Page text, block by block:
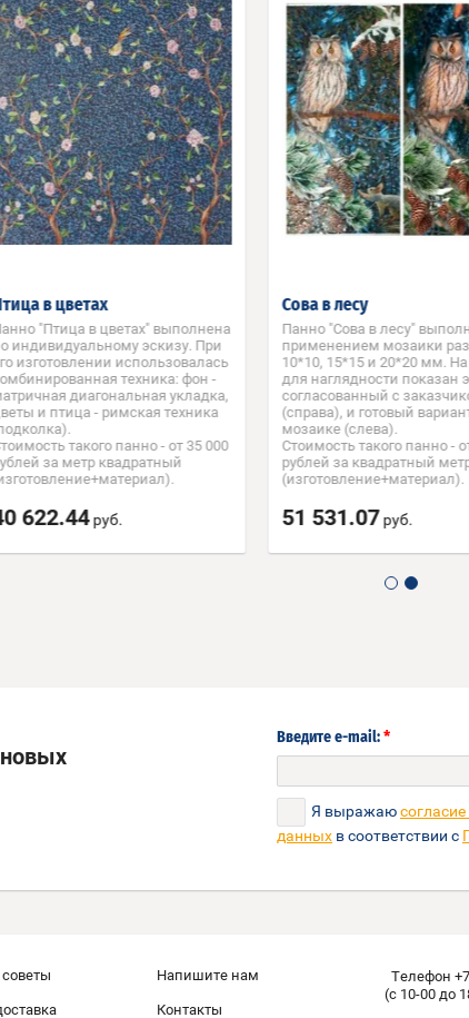
в цветах
"Птица в цветах" выполнена
индивидуальному эскизу. При
изготовлении использовалась
техника: фон -
диагональная укладка,
и птица - римская техника
такого панно - от 35 000
за метр квадратный
622.44руб.
Сова в лесу
Панно "Сова в лесу"
применением мозаики
10*10, 15*15 и 20*20 мм.
для наглядности показан
согласованный с
(справа), и готовый
мозаике (слева).
Стоимость такого панно -
рублей за квадратный
(изготовление+материал).
51 531.07 руб.
Введите e-mail: *
Я выражаю
данныхв соответствии с
Напишите нам
Контакты
Телефон
(с 10-00 до